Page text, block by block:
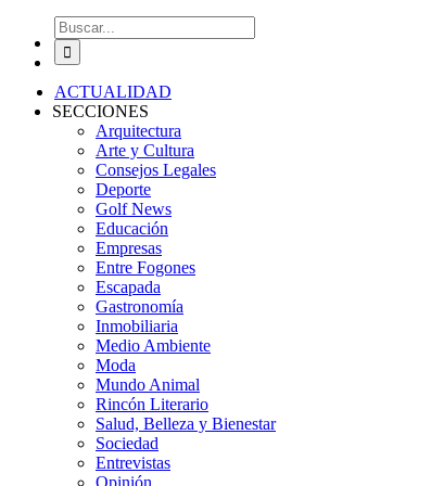
Buscar:
ACTUALIDAD
SECCIONES
Arquitectura
Arte y Cultura
Consejos Legales
Deporte
Golf News
Educación
Empresas
Entre Fogones
Escapada
Gastronomía
Inmobiliaria
Medio Ambiente
Moda
Mundo Animal
Rincón Literario
Salud, Belleza y Bienestar
Sociedad
Entrevistas
Opinión